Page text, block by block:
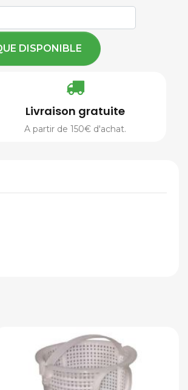
DISPONIBLE
Livraison gratuite
A partir de 150€ d'achat.